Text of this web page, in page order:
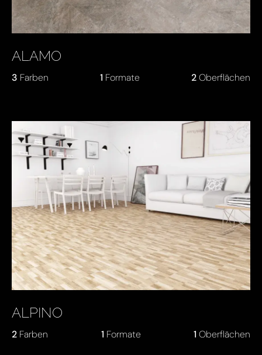
KEY PRODUCTS
ALAMO
3 Farben 1 Formate 2Oberflächen
ALPINO
2 Farben 1 Formate 1 Oberflächen